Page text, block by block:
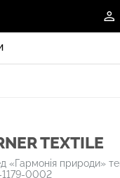
TEXTILE
«Гармонія природи»
1179-0002